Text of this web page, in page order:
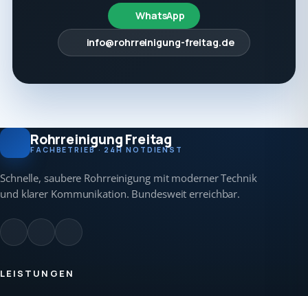
WhatsApp
info@rohrreinigung-freitag.de
Rohrreinigung Freitag
FACHBETRIEB · 24H NOTDIENST
Schnelle, saubere Rohrreinigung mit moderner Technik
und klarer Kommunikation. Bundesweit erreichbar.
LEISTUNGEN